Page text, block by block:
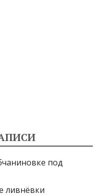
под
ливнёвки